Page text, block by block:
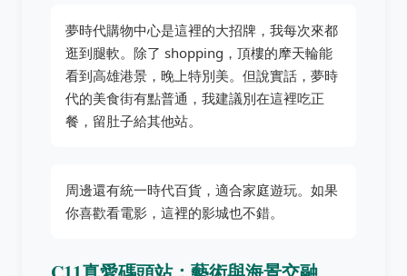
夢時代購物中心是這裡的大招牌，我每次來都
逛到腿軟。除了 shopping，頂樓的摩天輪能
看到高雄港景，晚上特別美。但說實話，夢時
代的美食街有點普通，我建議別在這裡吃正
餐，留肚子給其他站。
周邊還有統一時代百貨，適合家庭遊玩。如果
你喜歡看電影，這裡的影城也不錯。